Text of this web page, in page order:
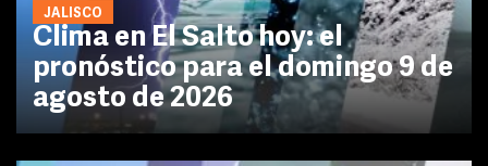
JALISCO
Clima en El Salto hoy: el
pronóstico para el domingo 9 de
agosto de 2026